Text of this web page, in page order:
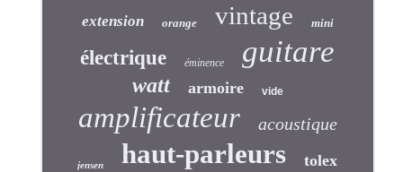
extension orange vintage mini
électrique éminence guitare
watt armoire vide
amplificateur acoustique
jensen haut-parleurs tolex